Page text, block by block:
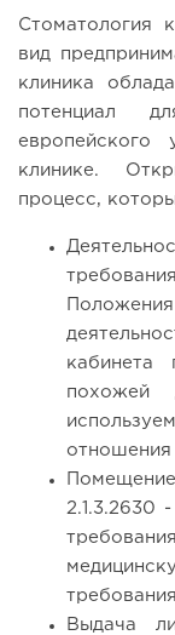
Стоматология
вид
клиника
потенциал
клинике.
процесс,
кабинета
похожей
отношения
2.1.3.2630
Выдача